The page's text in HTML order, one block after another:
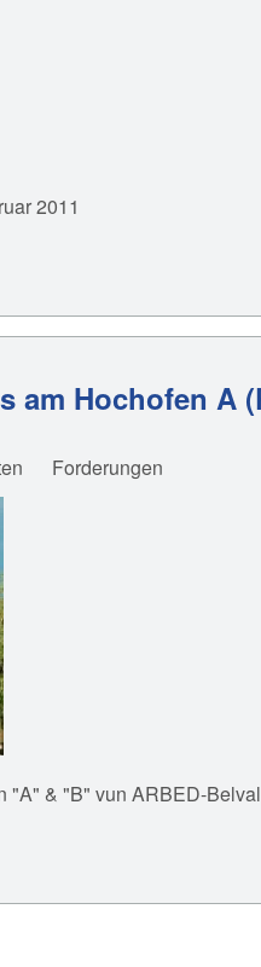
2011
am Hochofen A
Forderungen
"A" & "B" vun ARBED-